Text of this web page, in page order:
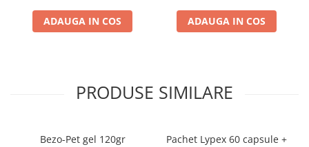
ADAUGA IN COS ADAUGA IN COS
PRODUSE SIMILARE
Bezo-Pet gel 120gr
Pachet Lypex 60 capsule +